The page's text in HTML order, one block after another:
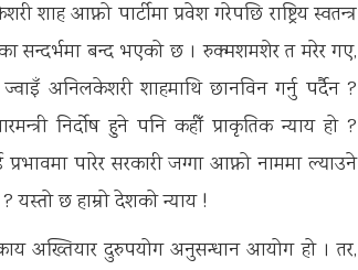
आफ्नो पार्टीमा प्रवेश गरेपछि राष्ट्रिय स्वतन्त्र
सन्दर्भमा बन्द भएको छ । रुक्मशमशेर त मरेर गए,
अनिलकेशरी शाहमाथि छानविन गर्नु पर्दैन ?
निर्दोष हुने पनि कहीँ प्राकृतिक न्याय हो ?
प्रभावमा पारेर सरकारी जग्गा आफ्नो नाममा ल्याउने
यस्तो छ हाम्रो देशको न्याय !
अख्तियार दुरुपयोग अनुसन्धान आयोग हो । तर,